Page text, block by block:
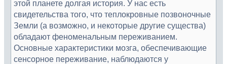
этой планете долгая история. У нас есть
свидетельства того, что теплокровные позвоночные
Земли (а возможно, и некоторые другие существа)
обладают феноменальным переживанием.
Основные характеристики мозга, обеспечивающие
сенсорное переживание, наблюдаются у